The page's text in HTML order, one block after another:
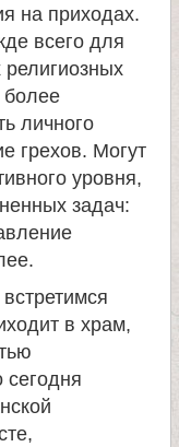
на приходах.
всего для
более
личного
грехов. Могут
уровня,
задач:
в храм,